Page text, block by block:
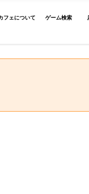
フェについて ゲーム検索